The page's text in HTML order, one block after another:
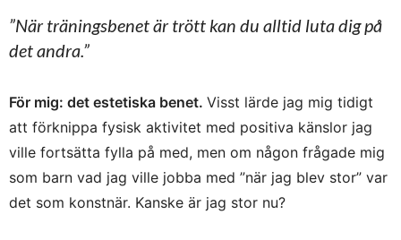
”När träningsbenet är trött kan du alltid luta dig på
det andra.”
För mig: det estetiska benet. Visst lärde jag mig tidigt
att förknippa fysisk aktivitet med positiva känslor jag
ville fortsätta fylla på med, men om någon frågade mig
som barn vad jag ville jobba med ”när jag blev stor” var
det som konstnär. Kanske är jag stor nu?